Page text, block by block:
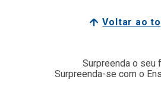
Voltar ao
Surpreenda o seu
Surpreenda-se com o